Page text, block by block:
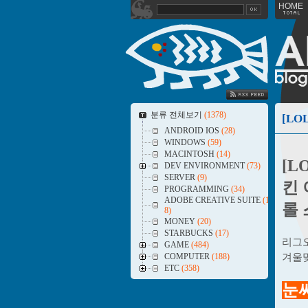
HOME
SS FEED
분류 전체보기 (1378)
ANDROID IOS (28)
WINDOWS (59)
MACINTOSH (14)
DEV ENVIRONMENT(73)
SERVER(9)
PROGRAMMING (34)
ADOBE CREATIVE SUITE(1
8)
MONEY(20)
STARBUCKS (17)
GAME(484)
COMPUTER(188)
ETC(358)
킨
롤
리그
겨울
눈